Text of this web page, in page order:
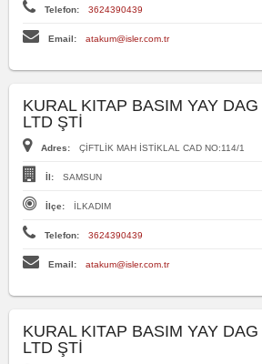
Telefon: 3624390439
Email: atakum@isler.com.tr
KURAL KITAP BASIM YAY
LTD ŞTİ
Adres: ÇİFTLİK MAH İSTİKLAL CAD NO:114/1
İl: SAMSUN
İlçe: İLKADIM
Telefon: 3624390439
Email: atakum@isler.com.tr
KURAL KITAP BASIM YAY
LTD ŞTİ